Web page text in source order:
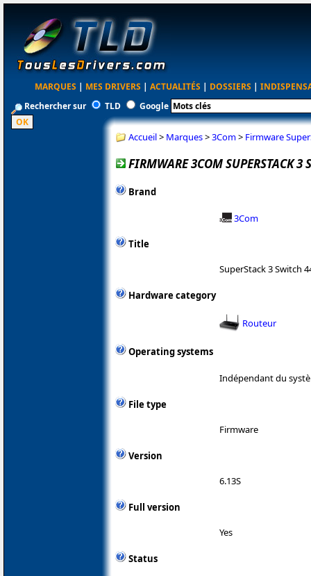
MARQUES | MES DRIVERS | ACTUALITÉS | DOSSIERS |
Rechercher sur
TLD Google
Accueil> Marques>3Com> Firmware
FIRMWARE 3COM SUPERSTACK 3
Brand
3Com
Title
SuperStack 3 Switch
Hardware category
Routeur
Operating systems
Indépendant du
File type
Firmware
Version
6.13S
Full version
Yes
Status